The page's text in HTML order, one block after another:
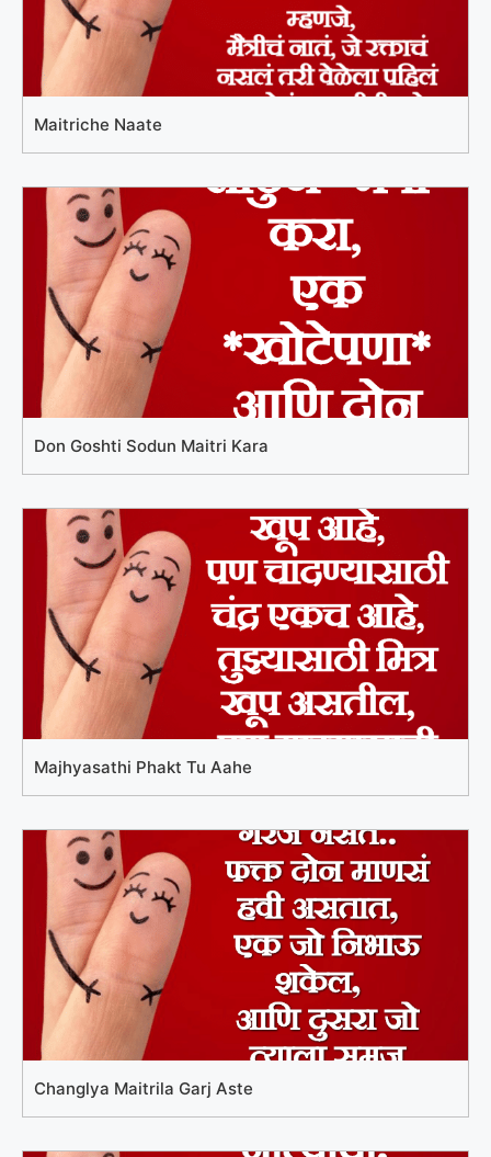
Maitriche Naate
Don Goshti Sodun Maitri Kara
Majhyasathi Phakt Tu Aahe
Changlya Maitrila Garj Aste